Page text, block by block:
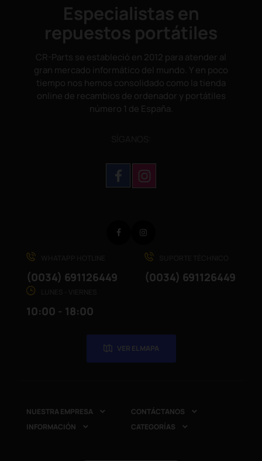
Especialistas en
repuestos portátiles
CR-Parts se estableció en 2012 para atender al
gran mercado informático del mundo. Y en poco
tiempo nos hemos consolidado como la tienda
online de recambios de ordenador y portátiles
número 1 de España.
(0034) 691126449 (0034) 691126449
10:00 - 18:00
VER EL MAPA
Facebook
NUESTRA EMPRESA  CONTÁCTANOS 
INFORMACIÓN  CATEGORÍAS 